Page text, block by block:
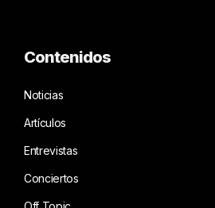
Contenidos
Noticias
Artículos
Entrevistas
Conciertos